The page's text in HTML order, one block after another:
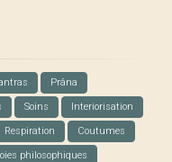
Prâna
Soins Interiorisation
Respiration Coutumes
philosophiques